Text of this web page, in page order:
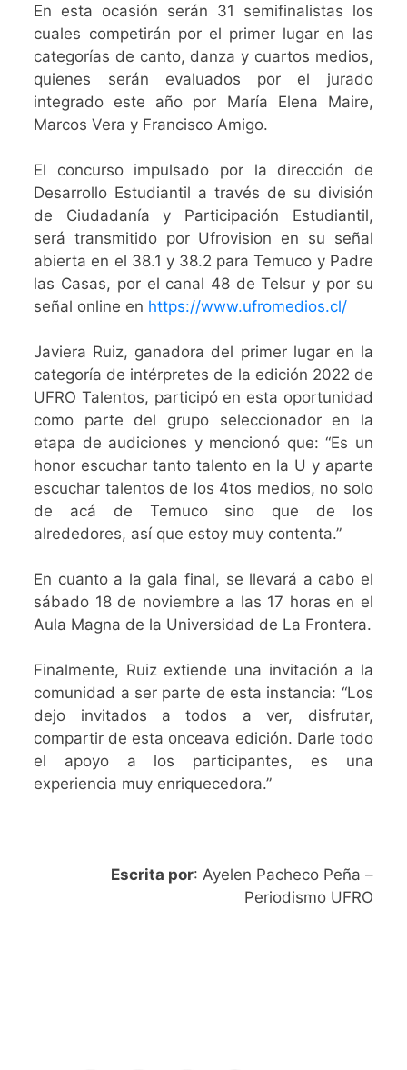
En esta ocasión serán 31 semifinalistas los
cuales competirán por el primer lugar en las
categorías de canto, danza y cuartos medios,
quienes serán evaluados por el jurado
integrado este año por María Elena Maire,
Marcos Vera y Francisco Amigo.
El concurso impulsado por la dirección de
Desarrollo Estudiantil a través de su división
de Ciudadanía y Participación Estudiantil,
será transmitido por Ufrovision en su señal
abierta en el 38.1 y 38.2 para Temuco y Padre
las Casas, por el canal 48 de Telsur y por su
señal online en https://www.ufromedios.cl/
Javiera Ruiz, ganadora del primer lugar en la
categoría de intérpretes de la edición 2022 de
UFRO Talentos, participó en esta oportunidad
como parte del grupo seleccionador en la
etapa de audiciones y mencionó que: “Es un
honor escuchar tanto talento en la U y aparte
escuchar talentos de los 4tos medios, no solo
de acá de Temuco sino que de los
alrededores, así que estoy muy contenta.”
En cuanto a la gala final, se llevará a cabo el
sábado 18 de noviembre a las 17 horas en el
Aula Magna de la Universidad de La Frontera.
Finalmente, Ruiz extiende una invitación a la
comunidad a ser parte de esta instancia: “Los
dejo invitados a todos a ver, disfrutar,
compartir de esta onceava edición. Darle todo
el apoyo a los participantes, es una
experiencia muy enriquecedora.”
Escrita por: Ayelen Pacheco Peña –
Periodismo UFRO